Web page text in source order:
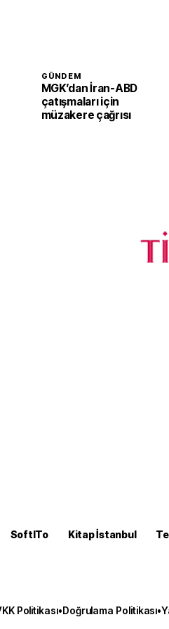
GÜNDEM
MGK’dan İran-ABD
çatışmaları için
müzakere çağrısı
SoftITo Kitap İstanbul
Politikası•Doğrulama Politikası•